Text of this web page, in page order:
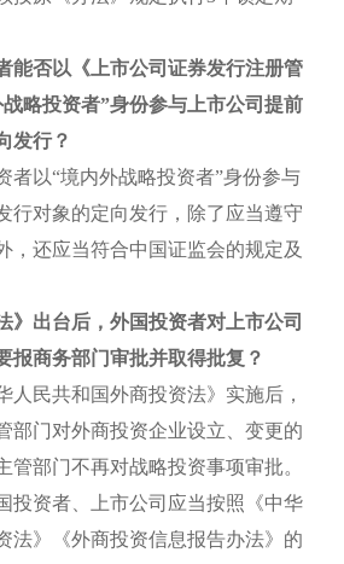
能否以《上市公司证券发行注册管
略投资者”身份参与上市公司提前
发行？
者以“境内外战略投资者”身份参与
行对象的定向发行，除了应当遵守
，还应当符合中国证监会的规定及
》出台后，外国投资者对上市公司
报商务部门审批并取得批复？
人民共和国外商投资法》实施后，
部门对外商投资企业设立、变更的
管部门不再对战略投资事项审批。
投资者、上市公司应当按照《中华
法》《外商投资信息报告办法》的